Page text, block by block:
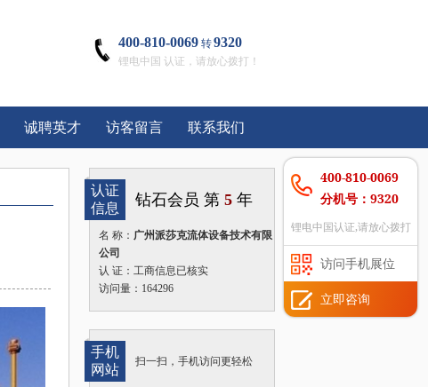
400-810-0069 转9320
锂电中国 认证，请放心拨打！
诚聘英才 访客留言 联系我们
400-810-0069
分机号：9320
锂电中国认证,请放心拨打
访问手机展位
立即咨询
认证
信息
钻石会员 第 5 年
名 称： 广州派莎克流体设备技术有限
公司
认 证：工商信息已核实
访问量：164296
手机
网站
扫一扫，手机访问更轻松